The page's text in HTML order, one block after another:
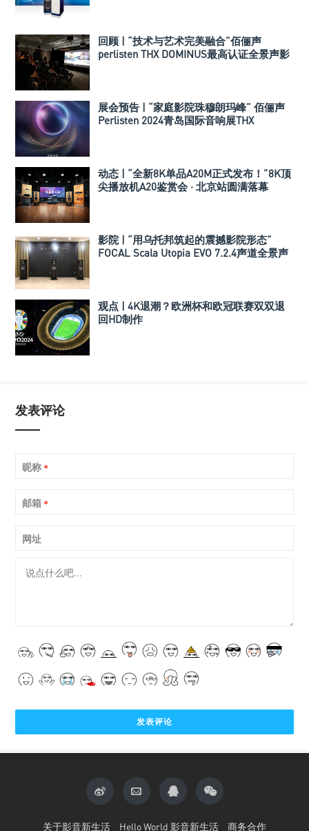
回顾 | “技术与艺术完美融合”佰俪声
perlisten THX DOMINUS最高认证全景声影
展会预告 | “家庭影院珠穆朗玛峰” 佰俪声
Perlisten 2024青岛国际音响展THX
动态 | “全新8K单品A20M正式发布！”8K顶
尖播放机A20鉴赏会 · 北京站圆满落幕
影院 | “用乌托邦筑起的震撼影院形态”
FOCAL Scala Utopia EVO 7.2.4声道全景声
观点 | 4K退潮？欧洲杯和欧冠联赛双双退
回HD制作
发表评论
昵称 *
邮箱 *
网址
关于影音新生活 Hello World 影音新生活 商务合作